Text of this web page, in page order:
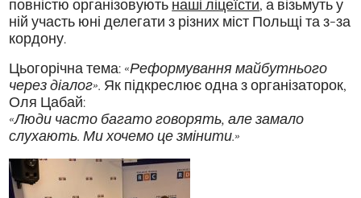
повністю організовують наші ліцеїсти, а візьмуть у
ній участь юні делегати з різних міст Польщі та з-за
кордону.
Цьогорічна тема: «Реформування майбутнього
через діалог». Як підкреслює одна з організаторок,
Оля Цабай:
«Люди часто багато говорять, але замало
слухають. Ми хочемо це змінити.»